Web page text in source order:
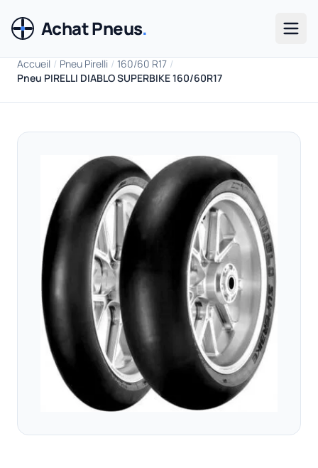
Achat Pneus.
Accueil / Pneu Pirelli / 160/60 R17 /
Pneu PIRELLI DIABLO SUPERBIKE 160/60R17